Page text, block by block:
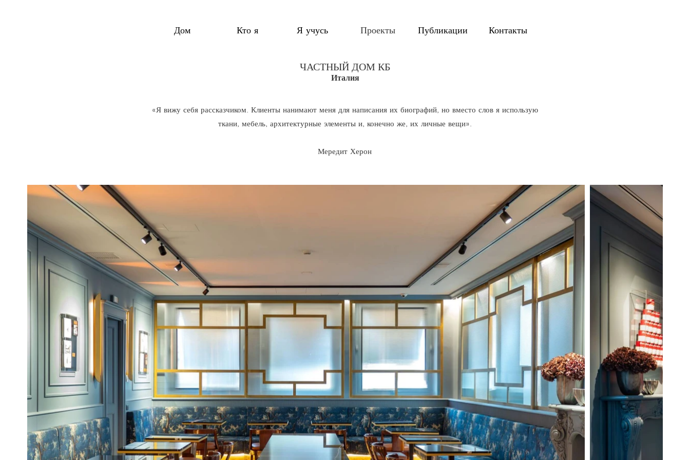
Дом Кто я Я учусь Проекты Публикации Контакты
ЧАСТНЫЙ ДОМ КБ
Италия
«Я вижу себя рассказчиком. Клиенты нанимают меня для написания их биографий, но вместо слов я использую
ткани, мебель, архитектурные элементы и, конечно же, их личные вещи».
Мередит Херон